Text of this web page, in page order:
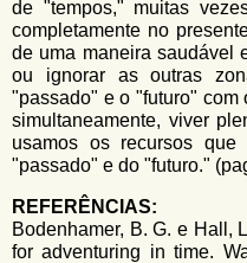
de "tempos," muitas
completamente no
de uma maneira saudável
ou ignorar as outras
"passado" e o "futuro" com
simultaneamente, viver
usamos os recursos
"passado" e do "futuro."
REFERÊNCIAS:
Bodenhamer, B. G. e Hall,
for adventuring in time.